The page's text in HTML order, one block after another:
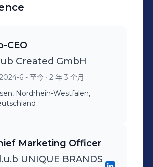
CEO
Created GmbH
2024-6 - 至今 · 2 年 3 个月
Nordrhein-Westfalen,
Marketing Officer
UNIQUE BRANDS